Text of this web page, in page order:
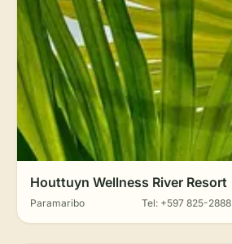
Houttuyn Wellness River Resort
Paramaribo Tel: +597 825-2888